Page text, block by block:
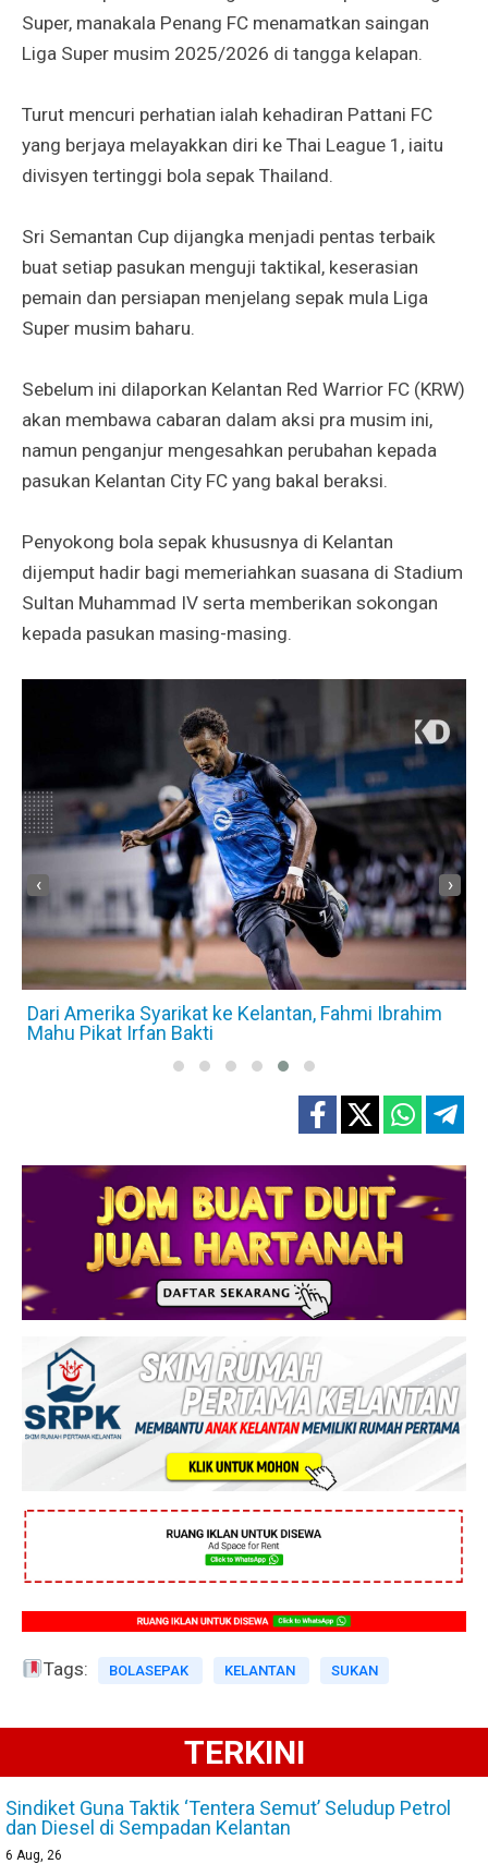
Super, manakala Penang FC menamatkan saingan
Liga Super musim 2025/2026 di tangga kelapan.
Turut mencuri perhatian ialah kehadiran Pattani FC
yang berjaya melayakkan diri ke Thai League 1, iaitu
divisyen tertinggi bola sepak Thailand.
Sri Semantan Cup dijangka menjadi pentas terbaik
buat setiap pasukan menguji taktikal, keserasian
pemain dan persiapan menjelang sepak mula Liga
Super musim baharu.
Sebelum ini dilaporkan Kelantan Red Warrior FC (KRW)
akan membawa cabaran dalam aksi pra musim ini,
namun penganjur mengesahkan perubahan kepada
pasukan Kelantan City FC yang bakal beraksi.
Penyokong bola sepak khususnya di Kelantan
dijemput hadir bagi memeriahkan suasana di Stadium
Sultan Muhammad IV serta memberikan sokongan
kepada pasukan masing-masing.
Dari Amerika Syarikat ke Kelantan, Fahmi Ibrahim
Mahu Pikat Irfan Bakti
‹ ›
Tags: BOLASEPAK KELANTAN SUKAN
TERKINI
Sindiket Guna Taktik ‘Tentera Semut’ Seludup Petrol
dan Diesel di Sempadan Kelantan
6 Aug, 26